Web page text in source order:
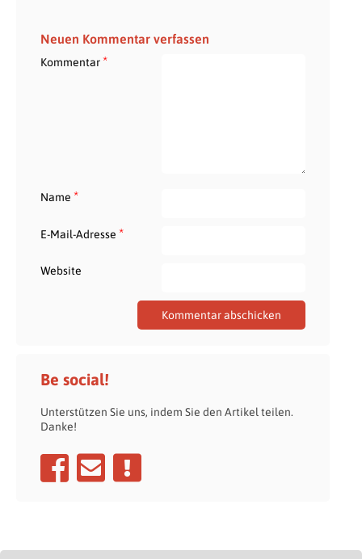
Neuen Kommentar verfassen
Kommentar*
Name *
E-Mail-Adresse *
Website
Be social!
Unterstützen Sie uns, indem Sie den Artikel teilen.
Danke!